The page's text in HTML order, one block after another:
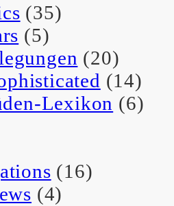
gemacht.
(35)
(5)
(20)
(14)
Lexikon (6)
(16)
(4)